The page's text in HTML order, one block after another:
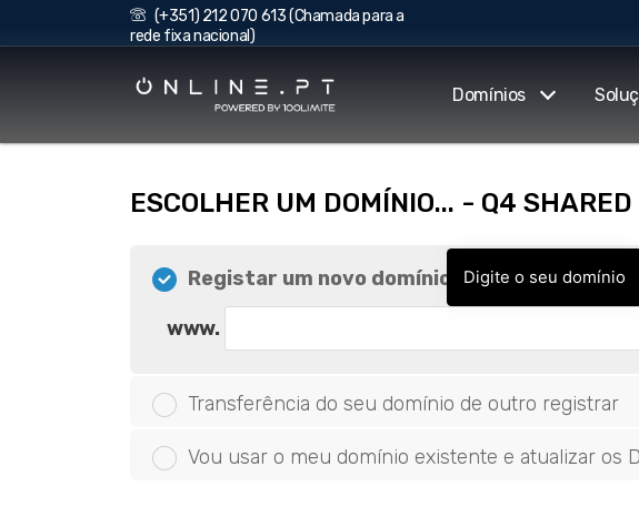
(+351) 212 070 613 (Chamada para a
rede fixa nacional)
Domínios
ESCOLHER UM DOMÍNIO... - Q4
Registar um novo domínio
www.
Digite o seu domínio
Transferência do seu domínio de outro registrar
Vou usar o meu domínio existente e atualizar os